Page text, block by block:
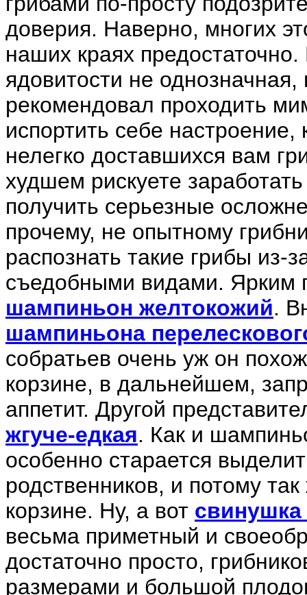
доверия. Наверно, многих
наших краях
ядовитости не
рекомендовал проходить
испортить себе настроение,
нелегко доставшихся вам
худшем рискуете
получить серьезные
прочему, не опытному
распознать такие грибы из-
съедобными видами. Ярким
шампиньон желтокожий.
шампиньона
собратьев очень уж он
корзине, в дальнейшем,
аппетит. Другой
жгуче-едкая. Как и
особенно старается
родственников, и потому
корзине. Ну, а вот свинушка
весьма приметный и
достаточно просто,
размерами и большой